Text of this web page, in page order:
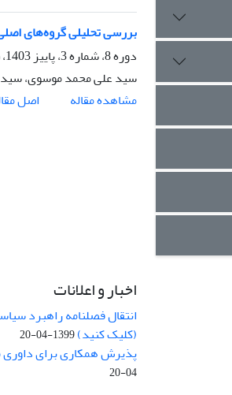
بررسی تحلیلی گروه‌های
دوره 8، شماره 3، پاییز 1403، صفحه
سید علی محمد موسوی،
مشاهده مقاله
اصل
اخبار و اعلانات
انتقال فصلنامه راهبرد
(کلیک کنید)1399-04-20
پذیرش همکاری برای داوری
04-20